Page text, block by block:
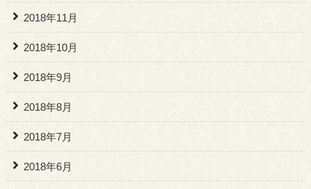
2018年11月
2018年10月
2018年9月
2018年8月
2018年7月
2018年6月